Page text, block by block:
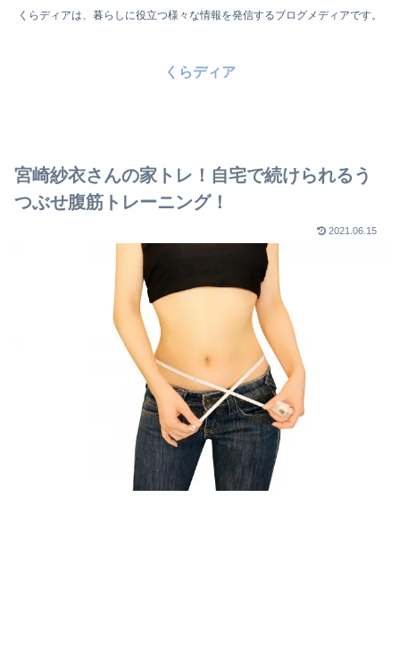
くらディアは、暮らしに役立つ様々な情報を発信するブログメディアです。
くらディア
宮崎紗衣さんの家トレ！自宅で続けられるう
つぶせ腹筋トレーニング！
2021.06.15